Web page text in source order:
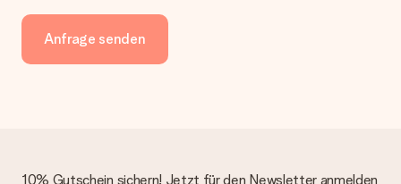
Anfrage senden
10% Gutschein sichern! Jetzt für den Newsletter anmelden